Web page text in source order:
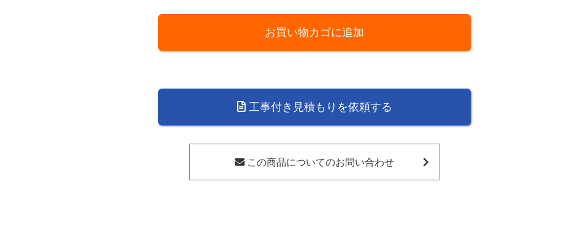
食
い
燥
お買い物カゴに追加
工事付き見積もりを依頼する
この商品についてのお問い合わせ